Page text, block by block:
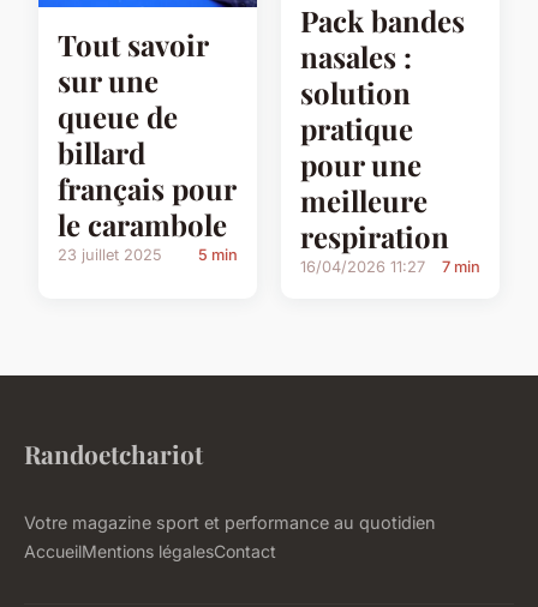
Tout savoir
sur une
queue de
billard
français pour
le carambole
23 juillet 2025 5 min
Pack bandes
nasales :
solution
pratique
pour une
meilleure
respiration
16/04/2026 11:27 7 min
Randoetchariot
Votre magazine sport et performance au quotidien
AccueilMentions légalesContact